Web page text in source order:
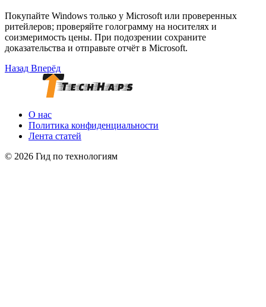
Покупайте Windows только у Microsoft или проверенных
ритейлеров; проверяйте голограмму на носителях и
соизмеримость цены. При подозрении сохраните
доказательства и отправьте отчёт в Microsoft.
Назад Вперёд
О нас
Политика конфиденциальности
Лента статей
© 2026 Гид по технологиям